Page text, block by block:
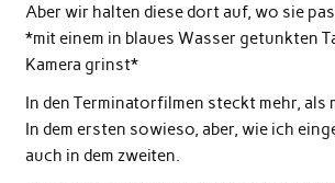
Aber wir halten diese dort auf, wo sie
*mit einem in blaues Wasser getunkten
Kamera grinst*
In den Terminatorfilmen steckt mehr, als
In dem ersten sowieso, aber, wie ich
auch in dem zweiten.